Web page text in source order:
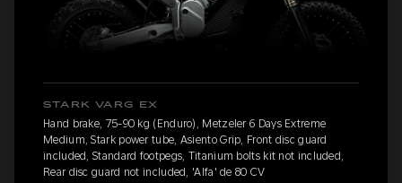
STARK VARG EX
Hand brake, 75-90 kg (Enduro), Metzeler 6 Days Extreme
Medium, Stark power tube, Asiento Grip, Front disc guard
included, Standard footpegs, Titanium bolts kit not included,
Rear disc guard not included, 'Alfa' de 80 CV